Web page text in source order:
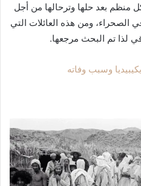
منظم بعد حلها وترحالها من أجل
الصحراء، ومن هذه العائلات التي
لذا تم البحث مرجعها.
وسبب وفاته